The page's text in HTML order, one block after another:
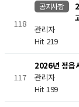
118
공지사항
관리자
Hit
117
2026년 정읍
관리자
Hit